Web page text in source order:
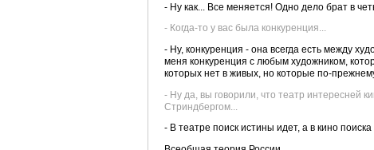
- Ну как... Все меняется! Одно дело брат в
- Когда-то у вас была конкуренция...
- Ну, конкуренция - она всегда есть между
меня конкуренция с любым художником,
которых нет в живых, но которые по-
- Ну да, вы говорили, что театр интересней
Стриндбергом...
- В театре поиск истины идет, а в кино